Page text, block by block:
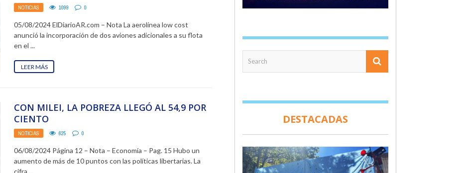
NOTICIAS 1099 0
05/08/2024 ElDiarioAR.com – Nota La aerolínea low cost
anunció la incorporación de dos aviones adicionales a su flota
en el ...
LEER MÁS
CON MILEI, LA POBREZA LLEGÓ AL 54,9 POR
CIENTO
NOTICIAS 625 0
06/08/2024 Página 12 – Nota – Economía – Pag. 15 Hubo un
aumento de más de 10 puntos con las políticas libertarias. La
cifra ...
DESTACADAS